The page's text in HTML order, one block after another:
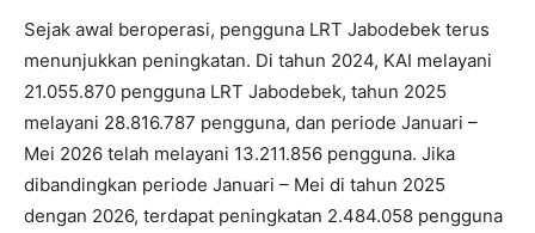
Sejak awal beroperasi, pengguna LRT Jabodebek terus
menunjukkan peningkatan. Di tahun 2024, KAI melayani
21.055.870 pengguna LRT Jabodebek, tahun 2025
melayani 28.816.787 pengguna, dan periode Januari –
Mei 2026 telah melayani 13.211.856 pengguna. Jika
dibandingkan periode Januari – Mei di tahun 2025
dengan 2026, terdapat peningkatan 2.484.058 pengguna